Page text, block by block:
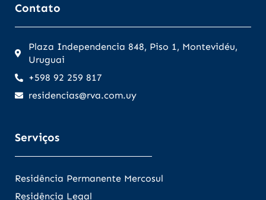
Contato
Plaza Independencia 848, Piso 1, Montevidéu,
Uruguai
+598 92 259 817
residencias@rva.com.uy
Serviços
Residência Permanente Mercosul
Residência Legal